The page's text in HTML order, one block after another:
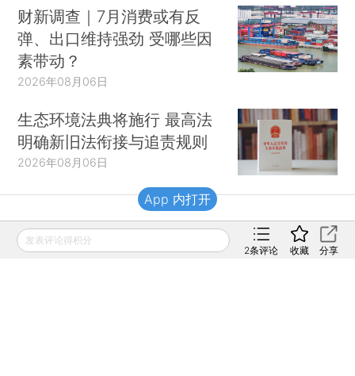
财新调查｜7月消费或有反
弹、出口维持强劲 受哪些因
素带动？
2026年08月06日
生态环境法典将施行 最高法
明确新旧法衔接与追责规则
2026年08月06日
财新移动
发表评论得积分
2条评论 收藏 分享
App 内打开